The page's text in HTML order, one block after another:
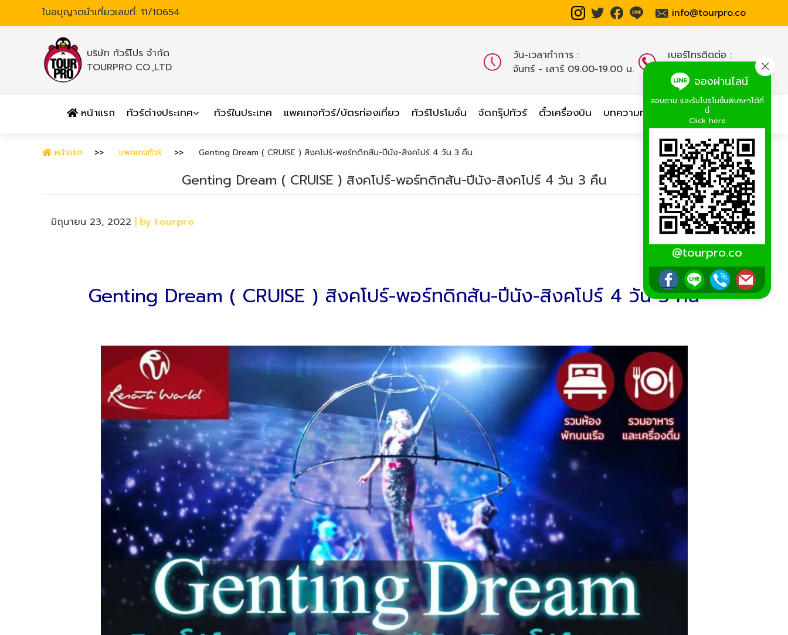
ใบอนุญาตนำเที่ยวเลขที่: 11/10654 info@tourpro.co
บริษัท ทัวร์โปร จำกัด
TOURPRO CO.,LTD
วัน-เวลาทำการ :
จันทร์ - เสาร์ 09.00-19.00 น.
เบอร์โทรติดต่อ :
02-254-9334-8
หน้าแรก ทัวร์ต่างประเทศ ทัวร์ในประเทศ แพคเกจทัวร์/บัตรท่องเที่ยว ทัวร์โปรโมชั่น จัดกรุ๊ปทัวร์ ตั๋วเครื่องบิน บทความท่องเที่ยว เกี่ยวกับเรา
จองผ่านไลน์
สอบถาม และรับโปรโมชั่นพิเศษๆได้ที่
นี่
Click here
@tourpro.co
หน้าแรก แพคเกจทัวร์ Genting Dream ( CRUISE ) สิงคโปร์-พอร์ทดิกสัน-ปีนัง-สิงคโปร์ 4 วัน 3 คืน
Genting Dream ( CRUISE ) สิงคโปร์-พอร์ทดิกสัน-ปีนัง-สิงคโปร์ 4 วัน 3 คืน
มิถุนายน 23, 2022 | by tourpro
Genting Dream ( CRUISE ) สิงคโปร์-พอร์ทดิกสัน-ปีนัง-สิงคโปร์ 4 วัน 3 คืน